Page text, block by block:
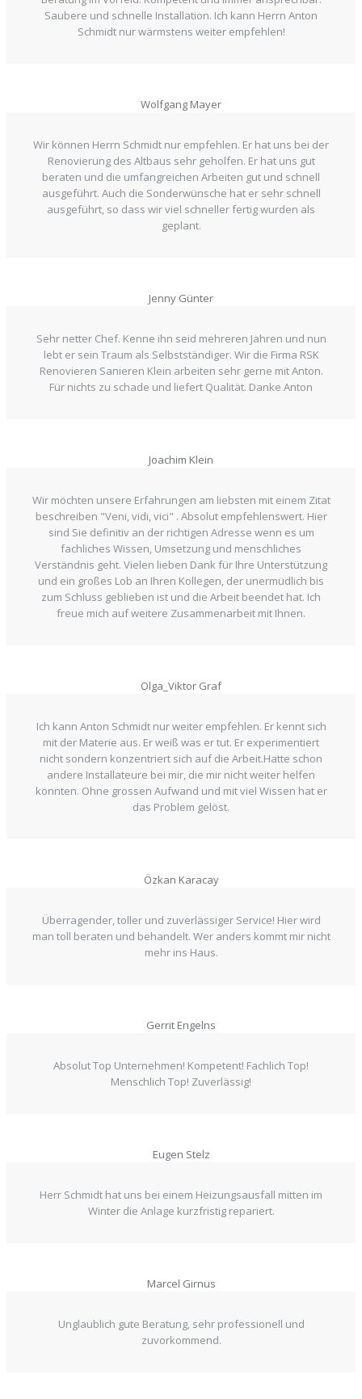
Saubere und schnelle Installation. Ich kann Herrn Anton
Schmidt nur wärmstens weiter empfehlen!
Wolfgang Mayer
Wir können Herrn Schmidt nur empfehlen. Er hat uns bei der
Renovierung des Altbaus sehr geholfen. Er hat uns gut
beraten und die umfangreichen Arbeiten gut und schnell
ausgeführt. Auch die Sonderwünsche hat er sehr schnell
ausgeführt, so dass wir viel schneller fertig wurden als
geplant.
Jenny Günter
Sehr netter Chef. Kenne ihn seid mehreren Jahren und nun
lebt er sein Traum als Selbstständiger. Wir die Firma RSK
Renovieren Sanieren Klein arbeiten sehr gerne mit Anton.
Für nichts zu schade und liefert Qualität. Danke Anton
Joachim Klein
Wir möchten unsere Erfahrungen am liebsten mit einem Zitat
beschreiben "Veni, vidi, vici" . Absolut empfehlenswert. Hier
sind Sie definitiv an der richtigen Adresse wenn es um
fachliches Wissen, Umsetzung und menschliches
Verständnis geht. Vielen lieben Dank für Ihre Unterstützung
und ein großes Lob an Ihren Kollegen, der unermüdlich bis
zum Schluss geblieben ist und die Arbeit beendet hat. Ich
freue mich auf weitere Zusammenarbeit mit Ihnen.
Olga_Viktor Graf
Ich kann Anton Schmidt nur weiter empfehlen. Er kennt sich
mit der Materie aus. Er weiß was er tut. Er experimentiert
nicht sondern konzentriert sich auf die Arbeit.Hatte schon
andere Installateure bei mir, die mir nicht weiter helfen
konnten. Ohne grossen Aufwand und mit viel Wissen hat er
das Problem gelöst.
Özkan Karacay
Überragender, toller und zuverlässiger Service! Hier wird
man toll beraten und behandelt. Wer anders kommt mir nicht
mehr ins Haus.
Gerrit Engelns
Absolut Top Unternehmen! Kompetent! Fachlich Top!
Menschlich Top! Zuverlässig!
Eugen Stelz
Herr Schmidt hat uns bei einem Heizungsausfall mitten im
Winter die Anlage kurzfristig repariert.
Marcel Girnus
Unglaublich gute Beratung, sehr professionell und
zuvorkommend.